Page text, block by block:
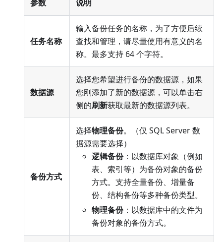
参数 说明
任务名称
输入备份任务的名称，为了方便后续
查找和管理，请尽量使用有意义的名
称。最多支持 64 个字符。
数据源
选择您希望进行备份的数据源，如果
您刚添加了新的数据源，可以单击右
侧的刷新获取最新的数据源列表。
备份方式
选择物理备份。（仅 SQL Server 数
据源需要选择）
逻辑备份：以数据库对象（例如
表、索引等）为备份对象的备份
方式。支持全量备份、增量备
份、结构备份等多种备份类型。
物理备份：以数据库中的文件为
备份对象的备份方式。